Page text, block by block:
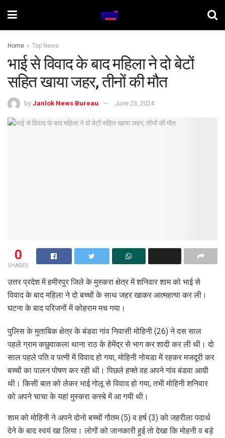
Home Top News
भाई से विवाद के बाद महिला ने दो बेटों
सहित खाया जहर, तीनों की मौत
by Janlok News Bureau June 23, 2024
0
SHARES
उत्तर प्रदेश में हमीरपुर जिले के मुस्करा क्षेत्र में शनिवार शाम को भाई से
विवाद के बाद महिला ने दो बच्चों के साथ जहर खाकर आत्महत्या कर ली।
घटना के बाद परिजनों में कोहराम मच गया।
पुलिस के मुताबिक क्षेत्र के बंडवा गांव निवासी मोहिनी (26) ने दस साल
पहले ग्राम कछुवाकला थाना राठ के हेमेंद्र से भाग कर शादी कर ली थी। दो
साल पहले पति व पत्नी में विवाद हो गया, मोहिनी नोयडा में रहकर मजदूरी कर
बच्चों का पालन पोषण कर रही थी। पिछले हफ्ते वह अपने गांव बंडवा आय़ी
थी। किसी बात को लेकर भाई गोलू से विवाद हो गया, तभी मोहिनी शनिवार
को अपने चाचा के यहां मुस्करा कस्बे में आ गयी थी।
शाम को मोहिनी ने अपने दोनो बच्चों गौतम (5) व हर्ष (3) को जहरीला पदार्थ
देने के बाद स्वयं खा लिया। लोगों को जानकारी हुई तो देखा कि मोहनी व बड़े